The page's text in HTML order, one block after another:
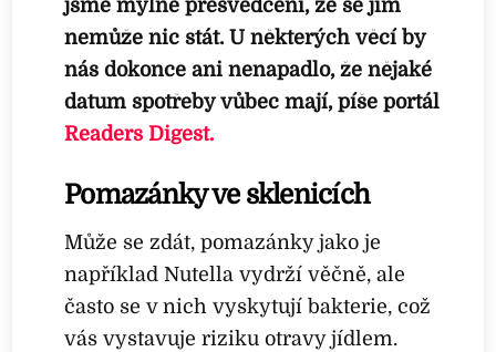
jsme mylně přesvědčení, že se jim
nemůže nic stát. U některých věcí by
nás dokonce ani nenapadlo, že nějaké
datum spotřeby vůbec mají, píše portál
Readers Digest.
Pomazánky ve sklenicích
Může se zdát, pomazánky jako je
například Nutella vydrží věčně, ale
často se v nich vyskytují bakterie, což
vás vystavuje riziku otravy jídlem.